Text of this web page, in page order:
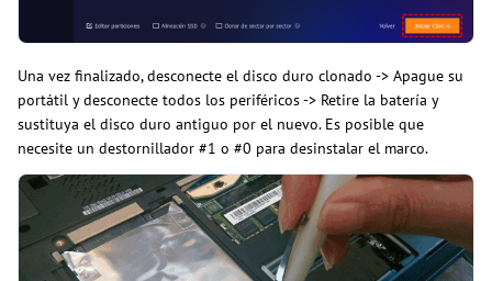
Una vez finalizado, desconecte el disco duro clonado -> Apague su
portátil y desconecte todos los periféricos -> Retire la batería y
sustituya el disco duro antiguo por el nuevo. Es posible que
necesite un destornillador #1 o #0 para desinstalar el marco.